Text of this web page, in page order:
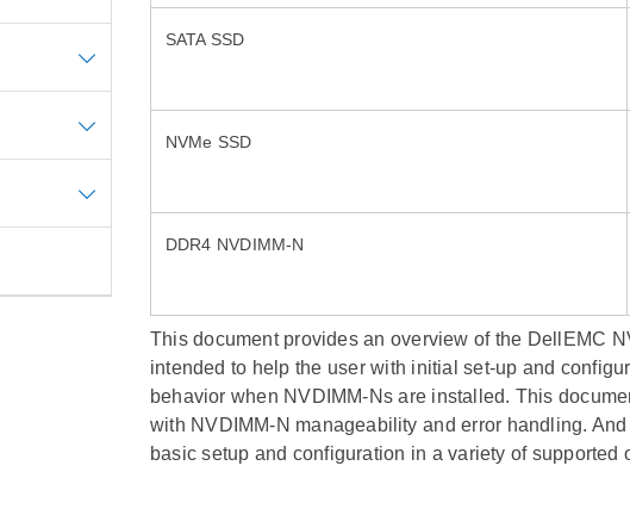
SATA SSD
NVMe SSD
DDR4 NVDIMM-N
This document provides an overview of the DellEMC
intended to help the user with initial set-up and
behavior when NVDIMM-Ns are installed. This
with NVDIMM-N manageability and error handling.
basic setup and configuration in a variety of supported